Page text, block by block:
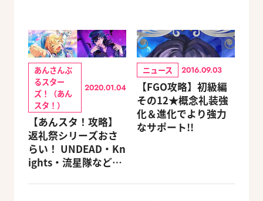
あんさんぶ
るスター
ズ！（あん
スタ！）
2020.01.04
【あんスタ！攻略】
返礼祭シリーズおさ
らい！ UNDEAD・Kn
ights・流星隊など、
ニュース 2016.09.03
【FGO攻略】初級編
その12★概念礼装強
化＆進化でより強力
なサポート!!